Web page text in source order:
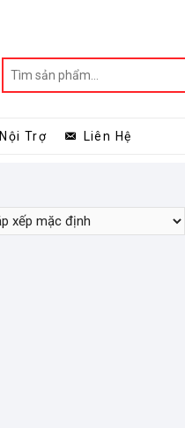
Nội Trợ Liên Hệ